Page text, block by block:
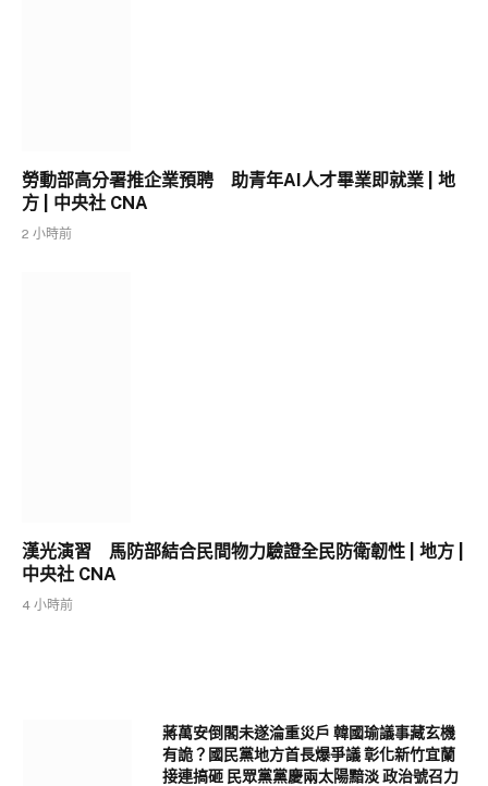
勞動部高分署推企業預聘 助青年AI人才畢業即就業 | 地
方 | 中央社 CNA
2 小時前
漢光演習 馬防部結合民間物力驗證全民防衛韌性 | 地方 |
中央社 CNA
4 小時前
蔣萬安倒閣未遂淪重災戶 韓國瑜議事藏玄機
有詭？國民黨地方首長爆爭議 彰化新竹宜蘭
接連搞砸 民眾黨黨慶兩太陽黯淡 政治號召力